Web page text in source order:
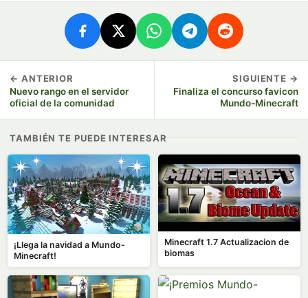
← ANTERIOR
Nuevo rango en el servidor
oficial de la comunidad
SIGUIENTE →
Finaliza el concurso favicon
Mundo-Minecraft
TAMBIÉN TE PUEDE INTERESAR
¡Llega la navidad a Mundo-
Minecraft!
Minecraft 1.7 Actualizacion de
biomas